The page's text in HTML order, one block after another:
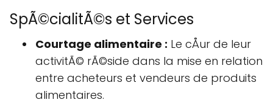
SpÃ©cialitÃ©s et Services
Courtage alimentaire : Le cÅur de leur
activitÃ© rÃ©side dans la mise en relation
entre acheteurs et vendeurs de produits
alimentaires.